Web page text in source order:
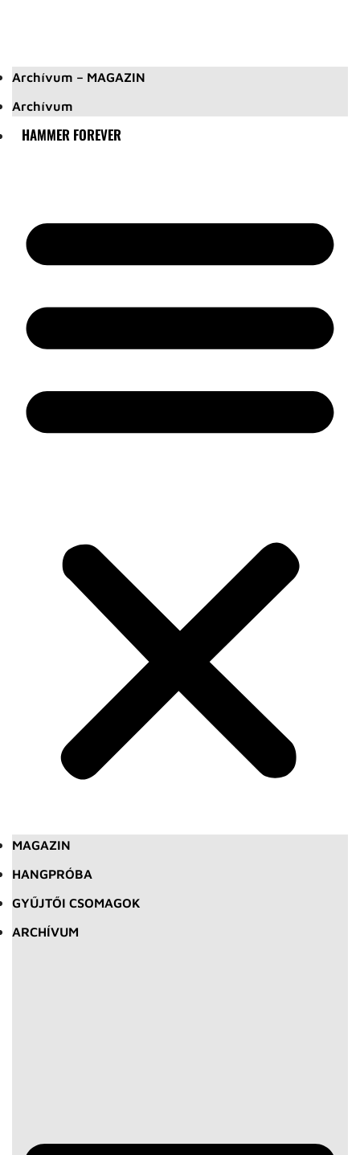
Archívum – MAGAZIN
Archívum
HAMMER FOREVER
MAGAZIN
HANGPRÓBA
GYŰJTŐI CSOMAGOK
ARCHÍVUM